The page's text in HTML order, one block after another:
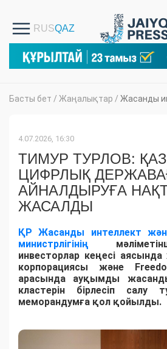
Басты бет / Жаңалықтар / Жасанды
4.07.2026, 16:30
ТИМУР ТУРЛОВ:
ЦИФРЛЫҚ
АЙНАЛДЫРУҒА
ЖАСАЛДЫ
ҚР Жасанды интеллект
министрлігінің
инвесторлар кеңесі
корпорациясы және
арасында ауқымды
кластерін бірлесіп салу
меморандумға қол қойылды.